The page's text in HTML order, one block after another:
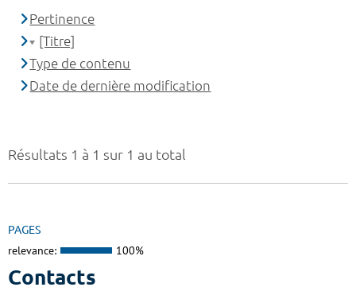
Résultats 1 à 1 sur 1 au total
PAGES
relevance: 100%
Contacts
Pertinence
[Titre]
Type de contenu
Date de dernière modification